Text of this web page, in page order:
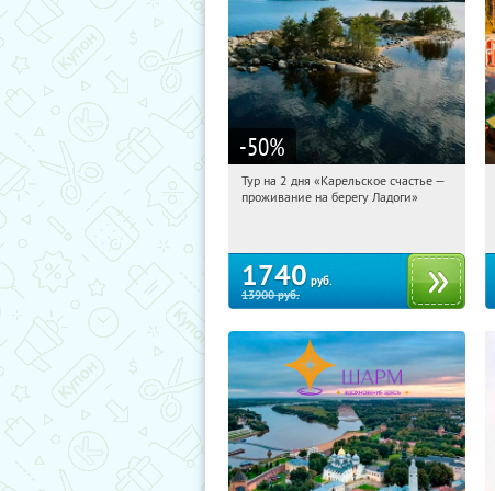
-50%
07:57:59 Купили:39
Тур на 2 дня «Карельское счастье —
проживание на берегу Ладоги»
1740 руб.
13900руб.